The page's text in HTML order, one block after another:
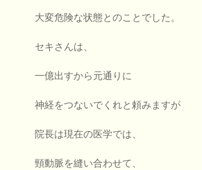
大変危険な状態とのことでした。
セキさんは、
一億出すから元通りに
神経をつないでくれと頼みますが
院長は現在の医学では、
頸動脈を縫い合わせて、